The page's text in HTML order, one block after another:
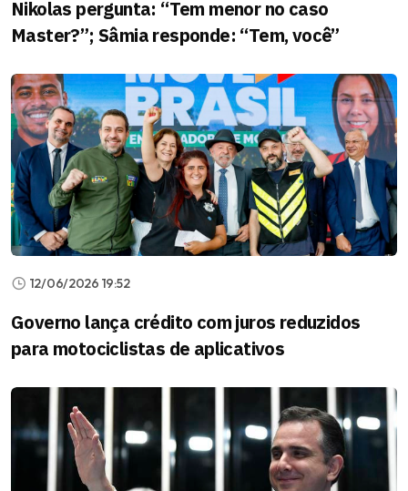
Nikolas pergunta: “Tem menor no caso
Master?”; Sâmia responde: “Tem, você”
12/06/2026 19:52
Governo lança crédito com juros reduzidos
para motociclistas de aplicativos